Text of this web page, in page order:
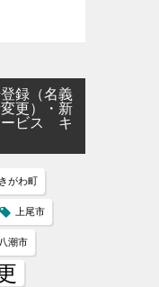
録（名義
更）・新
ービス キ
がわ町
上尾市
八潮市